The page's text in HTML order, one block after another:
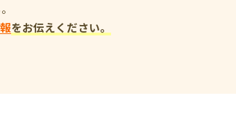
をお伝えください。